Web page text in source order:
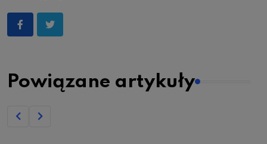
Powiązane artykuły